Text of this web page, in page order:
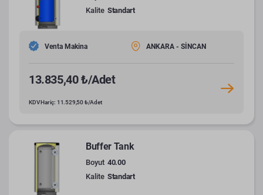
Kalite Standart
Venta Makina ANKARA - SİNCAN
13.835,40 ₺/Adet
KDV Hariç: 11.529,50 ₺/Adet
Buffer Tank
Boyut 40.00
Kalite Standart